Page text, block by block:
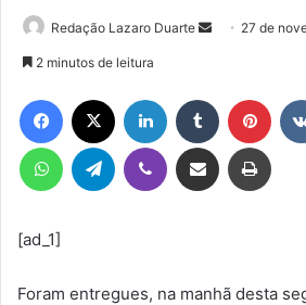
Redação Lazaro Duarte
Mande
mail
27 de
2 minutos de leitura
Facebook Linkedin Tumblr
WhatsAppTelegram Viber Compartilhar via e-mail
[ad_1]
Foram entregues, na manhã desta